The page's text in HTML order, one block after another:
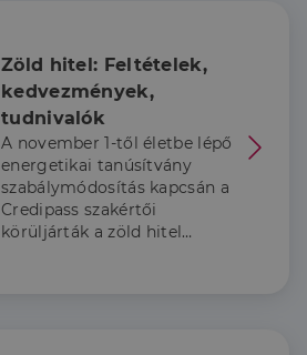
Zöld hitel: Feltételek,
kedvezmények,
tudnivalók
A november 1-től életbe lépő
energetikai tanúsítvány
szabálymódosítás kapcsán a
Credipass szakértői
körüljárták a zöld hitel